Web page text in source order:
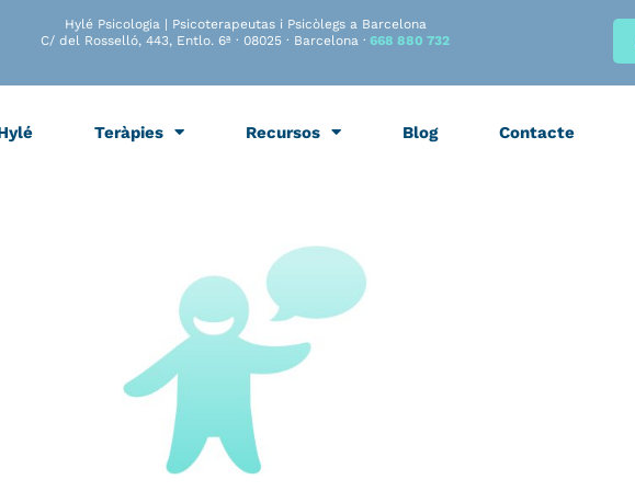
Hylé Psicologia | Psicoterapeutas i Psicòlegs a Barcelona
C/ del Rosselló, 443, Entlo. 6ª · 08025 · Barcelona · 668 880 732
Teràpies Recursos Blog Contacte